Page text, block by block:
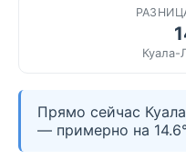
Куала-
Прямо сейчас
— примерно на